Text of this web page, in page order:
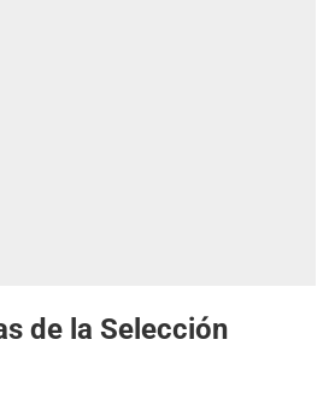
de la Selección